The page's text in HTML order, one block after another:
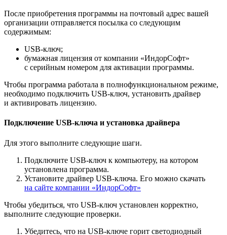
После приобретения программы на почтовый адрес вашей
организации отправляется посылка со следующим
содержимым:
USB-ключ;
бумажная лицензия от компании «ИндорСофт»
с серийным номером для активации программы.
Чтобы программа работала в полнофункциональном режиме,
необходимо подключить USB-ключ, установить драйвер
и активировать лицензию.
Подключение USB-ключа и установка драйвера
Для этого выполните следующие шаги.
Подключите USB-ключ к компьютеру, на котором
установлена программа.
Установите драйвер USB-ключа. Его можно скачать
на сайте компании «ИндорСофт»
Чтобы убедиться, что USB-ключ установлен корректно,
выполните следующие проверки.
Убедитесь, что на USB-ключе горит светодиодный